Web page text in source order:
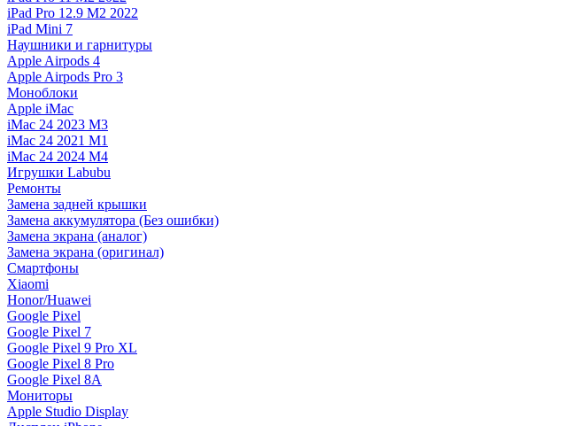
iPad Pro 12.9 M2 2022
iPad Mini 7
Наушники и гарнитуры
Apple Airpods 4
Apple Airpods Pro 3
Моноблоки
Apple iMac
iMac 24 2023 M3
iMac 24 2021 M1
iMac 24 2024 M4
Игрушки Labubu
Ремонты
Замена задней крышки
Замена аккумулятора (Без ошибки)
Замена экрана (аналог)
Замена экрана (оригинал)
Смартфоны
Xiaomi
Honor/Huawei
Google Pixel
Google Pixel 7
Google Pixel 9 Pro XL
Google Pixel 8 Pro
Google Pixel 8A
Мониторы
Apple Studio Display